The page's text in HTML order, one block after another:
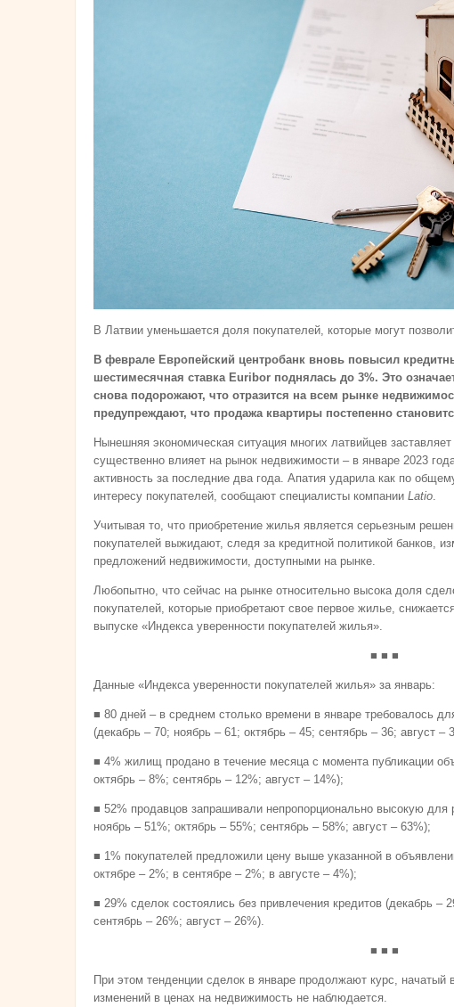
В Латвии уменьшается доля покупателей, которые могут
В феврале Европейский центробанк вновь повысил
шестимесячная ставка Euribor поднялась до 3%. Это
снова подорожают, что отразится на всем рынке
предупреждают, что продажа квартиры постепенно
Нынешняя экономическая ситуация многих латвийцев
существенно влияет на рынок недвижимости – в январе 2023
активность за последние два года. Апатия ударила как по
интересу покупателей, сообщают специалисты компании Latio.
Учитывая то, что приобретение жилья является серьезным
покупателей выжидают, следя за кредитной политикой банков,
предложений недвижимости, доступными на рынке.
Любопытно, что сейчас на рынке относительно высока доля
покупателей, которые приобретают свое первое жилье,
выпуске «Индекса уверенности покупателей жилья».
■ ■ ■
Данные «Индекса уверенности покупателей жилья» за январь:
■ 80 дней – в среднем столько времени в январе требовалось
(декабрь – 70; ноябрь – 61; октябрь – 45; сентябрь – 36; август –
■ 4% жилищ продано в течение месяца с момента публикации
октябрь – 8%; сентябрь – 12%; август – 14%);
■ 52% продавцов запрашивали непропорционально высокую для
ноябрь – 51%; октябрь – 55%; сентябрь – 58%; август – 63%);
■ 1% покупателей предложили цену выше указанной в
октябре – 2%; в сентябре – 2%; в августе – 4%);
■ 29% сделок состоялись без привлечения кредитов (декабрь –
сентябрь – 26%; август – 26%).
■ ■ ■
При этом тенденции сделок в январе продолжают курс, начатый
изменений в ценах на недвижимость не наблюдается.